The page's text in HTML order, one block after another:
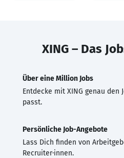
XING – Das
Über eine Million Jobs
Entdecke mit XING genau den
passt.
Persönliche Job-Angebote
Lass Dich finden von
Recruiter·innen.